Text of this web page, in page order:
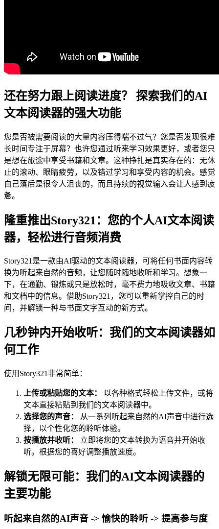
还在努力跟上阅读进度？ 探索我们的AI
文本阅读器的强大功能
您是否被需要阅读的大量内容压得喘不过气？您是否发现很难
长时间专注于屏幕？也许您通过听来学习效果更好，或者您只
是想在旅途中享受书籍和文章。这种挣扎是真实存在的：无休
止的滚动、眼睛疲劳，以及错过学习和享受内容的机会。感觉
自己落后是很令人沮丧的，而且持续的视觉输入会让人感到疲
惫。
隆重推出Story321：您的个人AI文本阅读
器，轻松进行音频消费
Story321是一款由AI驱动的文本阅读器，可将任何书面内容转
换为听起来自然的音频，让您随时随地收听和学习。想象一
下，在通勤、锻炼或只是放松时，毫不费力地吸收文章、书籍
和文档中的信息。借助Story321，您可以重新掌控自己的时
间，并解锁一种与书面文字互动的新方式。
几秒钟内开始收听：我们的文本阅读器如
何工作
使用Story321非常简单：
上传或粘贴您的文本：
以各种格式轻松上传文件，或将
文本直接粘贴到我们的文本阅读器中。
选择您的声音：
从一系列听起来自然的AI声音中进行选
择，以个性化您的聆听体验。
按播放并收听：
立即将您的文本转换为语音并开始收
听。根据您的喜好调整播放速度。
解锁无限可能：我们的AI文本阅读器的
主要功能
听起来自然的AI声音 -> 愉快的聆听 -> 提高参与度